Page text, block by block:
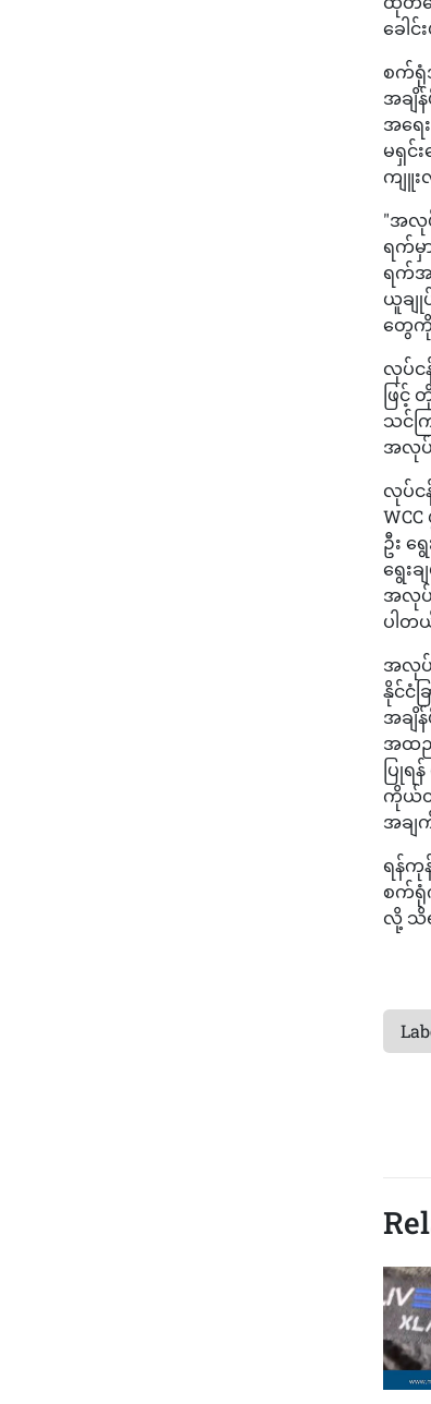
ခေါ
စက်ရုံ
အချိ
အရေ
မရှင်
ကျူး
"အလုပ်
ရက်မှ
ရက်အ
ယူချု
တွေကို
လုပ်င
ဖြင့်
သင်က
အလုပ်
လုပ်င
ဦး ရွ
ရွေး
အလုပ်
ပါတ
အလုပ်
နိုင်ငံ
အချိ
အထည်
ပြု
ကိုယ်တို
အချ
ရန်ကု
စက်ရုံ
လို့ သိ